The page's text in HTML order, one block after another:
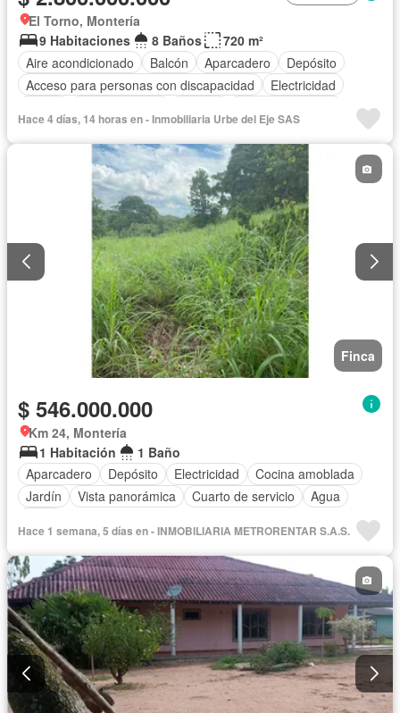
El Torno, Montería
9 Habitaciones
8 Baños
720 m²
Aire acondicionado
Balcón Aparcadero
Depósito
Acceso para personas con discapacidad
Electricidad
Sauna
Cuarto de servicio Piscina Agua
Hace 4 días, 14 horas en - Inmobiliaria Urbe del Eje SAS
Finca
$ 546.000.000
Km 24, Montería
1 Habitación
1 Baño
Aparcadero
Depósito Electricidad
Cocina amoblada
Jardín
Vista panorámica Cuarto de servicio
Agua
Hace 1 semana, 5 días en - INMOBILIARIA METRORENTAR S.A.S.